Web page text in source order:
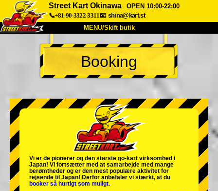
Street Kart Okinawa
OPEN 10:00-22:00
📞+81-90-3322-3311📧 shina@kart.st
MENU/Skift butik
TOP
Om Specifikationer Pris
Virksomhed Booking
Skift butik
Tokyo Shinagawa Tokyo Akihabara#1
Tokyo Akihabara#2
Tokyo Shibuya Annex Tokyo Bay
Tokyo Asakusa Osaka
Booking
Vi er de pionerer og den største go-kart virksomhed i
Japan! Vi fortsætter med at samarbejde med mange
berømtheder og er den mest populære aktivitet for
rejsende til Japan! Derfor anbefaler vi stærkt, at du
booker så hurtigt som muligt.